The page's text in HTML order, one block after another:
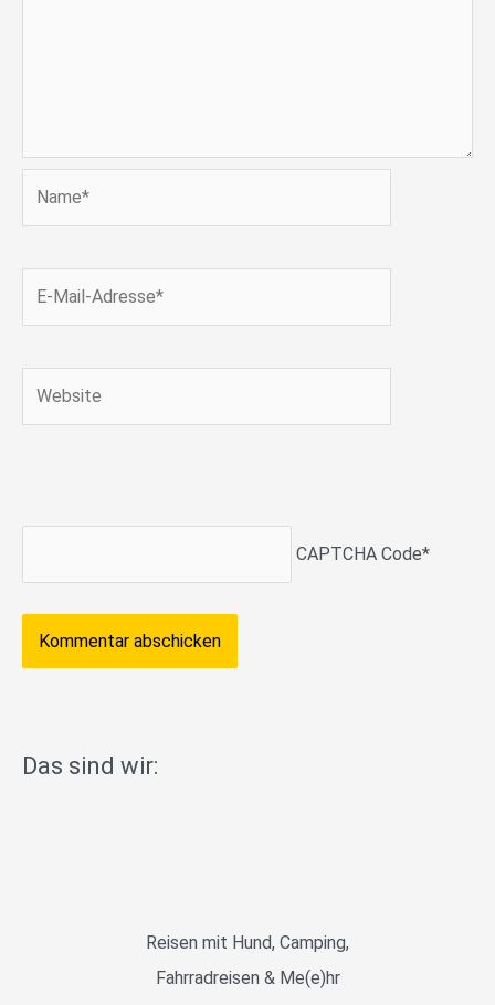
Mail-
CAPTCHA Code*
Das sind wir:
Reisen mit Hund, Camping,
Fahrradreisen & Me(e)hr